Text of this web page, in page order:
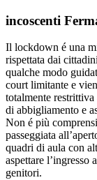
incoscenti
Il lockdown é una
rispettata dai
qualche modo
court limitante e
totalmente
di abbigliamento e
Non é più
passeggiata
quadri di aula con
aspettare l’ingresso
genitori.